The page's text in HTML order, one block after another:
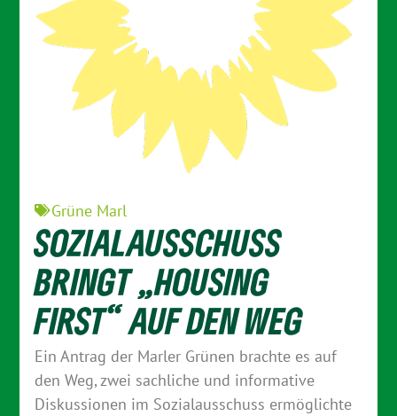
Grüne Marl
SOZIALAUSSCHUSS
BRINGT „HOUSING
FIRST“ AUF DEN WEG
Ein Antrag der Marler Grünen brachte es auf
den Weg, zwei sachliche und informative
Diskussionen im Sozialausschuss ermöglichte